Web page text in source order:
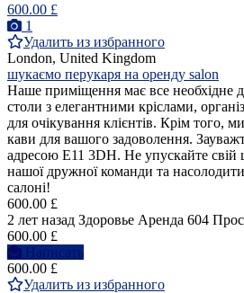
600.00 £
1
Удалить из избранного
London, United Kingdom
шукаємо перукаря на оренду salon
Наше приміщення має все необхідне
столи з елегантними кріслами,
для очікування клієнтів. Крім того,
кави для вашого задоволення.
адресою E11 3DH. Не упускайте свій
нашої дружної команди та
салоні!
600.00 £
2 лет назад Здоровье Аренда 604
600.00 £
Написать
600.00 £
Удалить из избранного